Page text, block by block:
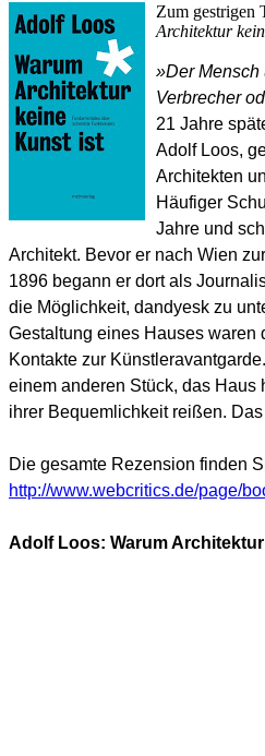
Zum gestrigen
Architektur
»Der Mensch
Verbrecher
21 Jahre
Adolf Loos,
Architekten
Häufiger
Jahre und
Architekt. Bevor er nach Wien
1896 begann er dort als
die Möglichkeit, dandyesk zu
Gestaltung eines Hauses waren
Kontakte zur
einem anderen Stück, das
ihrer Bequemlichkeit reißen.
Die gesamte Rezension finden
http://www.webcritics.de/page/
Adolf Loos: Warum